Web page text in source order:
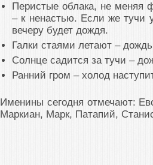
Перистые облака, не меняя
– к ненастью. Если же тучи
вечеру будет дождя.
Галки стаями летают –
Солнце садится за тучи –
Ранний гром – холод
Именины сегодня отмечают:
Маркиан, Марк, Патапий,